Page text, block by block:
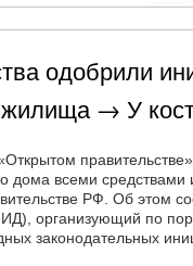
одобрили
→ У
дома всеми
РФ. Об этом
организующий по
законодательных